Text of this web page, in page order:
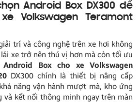
Android Box DX300 để
Volkswagen Teramont
trí và công nghệ trên xe hơi không
xe trở nên thú vị hơn mà còn tối ưu
Android Box cho xe Volkswagen
DX300 chính là thiết bị nâng cấp
năng vận hành mượt mà, kho ứng
và kết nối thông minh ngay trên màn